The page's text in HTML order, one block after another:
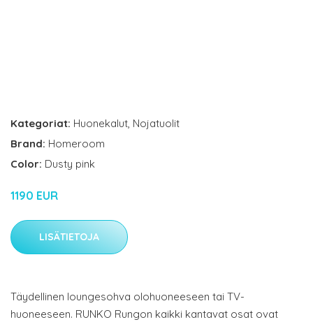
Kategoriat: Huonekalut, Nojatuolit
Brand: Homeroom
Color: Dusty pink
1190 EUR
LISÄTIETOJA
Täydellinen loungesohva olohuoneeseen tai TV-
huoneeseen. RUNKO Rungon kaikki kantavat osat ovat